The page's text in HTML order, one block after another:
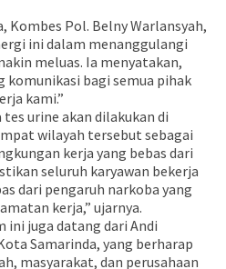
Kombes Pol. Belny Warlansyah,
ini dalam menanggulangi
meluas. Ia menyatakan,
komunikasi bagi semua pihak
kami.”
urine akan dilakukan di
wilayah tersebut sebagai
kerja yang bebas dari
seluruh karyawan bekerja
dari pengaruh narkoba yang
kerja,” ujarnya.
ini juga datang dari Andi
Samarinda, yang berharap
masyarakat, dan perusahaan